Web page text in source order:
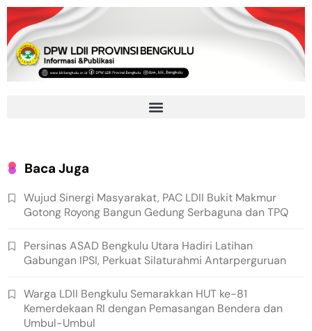
Baca Juga
Wujud Sinergi Masyarakat, PAC LDII Bukit Makmur
Gotong Royong Bangun Gedung Serbaguna dan TPQ
Persinas ASAD Bengkulu Utara Hadiri Latihan
Gabungan IPSI, Perkuat Silaturahmi Antarperguruan
Warga LDII Bengkulu Semarakkan HUT ke-81
Kemerdekaan RI dengan Pemasangan Bendera dan
Umbul-Umbul